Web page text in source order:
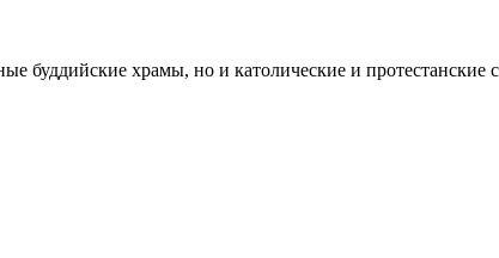
буддийские храмы, но и католические и протестанские